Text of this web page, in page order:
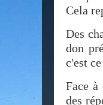
Cela
Des
don
c'est
Face
des